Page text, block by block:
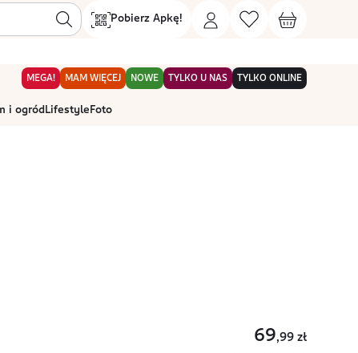
Pobierz Apkę!
MEGA! MAM WIĘCEJ NOWE TYLKO U NAS TYLKO ONLINE
i ogród Lifestyle Foto
69,99 zł